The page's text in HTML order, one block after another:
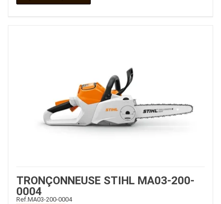
TRONÇONNEUSE STIHL MA03-200-
0004
Ref.MA03-200-0004